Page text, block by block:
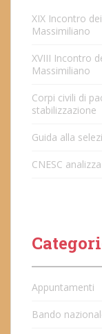
XIX Incontro
Massimiliano
XVIII Incontro
Massimiliano
Corpi civili di
stabilizzazione
Guida alla
CNESC
Appuntamenti
Bando